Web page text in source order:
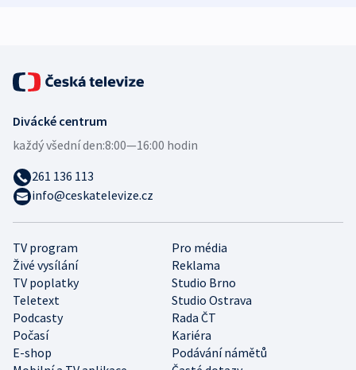
TV program
Pro média
Živé vysílání
Reklama
TV poplatky
Studio Brno
Teletext
Studio Ostrava
Podcasty
Rada ČT
Počasí
Kariéra
E-shop
Podávání námětů
Divácké centrum
každý všední den:8:00—16:00 hodin
261 136 113
info@ceskatelevize.cz